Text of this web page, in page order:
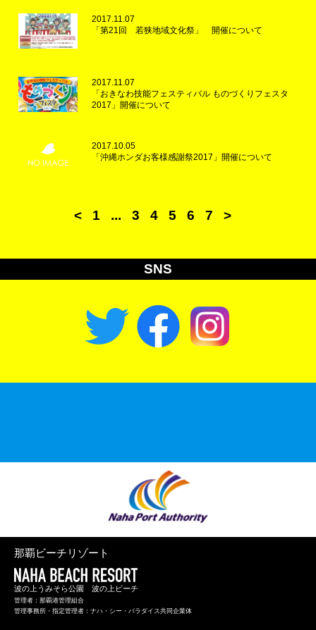
2017.11.07
「第21回 若狭地域文化祭」 開催について
2017.11.07
「おきなわ技能フェスティバル ものづくりフェスタ
2017」開催について
2017.10.05
「沖縄ホンダお客様感謝祭2017」開催について
< 1 ... 3 4 5 6 7 >
SNS
那覇ビーチリゾート
波の上うみそら公園 波の上ビーチ
管理者：那覇港管理組合
管理事務所・指定管理者：ナハ・シー・パラダイス共同企業体